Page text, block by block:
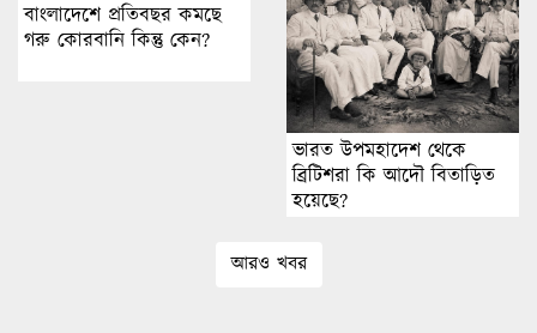
বাংলাদেশে প্রতিবছর কমছে
গরু কোরবানি কিন্তু কেন?
ভারত উপমহাদেশ থেকে
ব্রিটিশরা কি আদৌ বিতাড়িত
হয়েছে?
আরও খবর